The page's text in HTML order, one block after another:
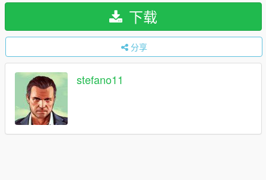
下载
分享
stefano11